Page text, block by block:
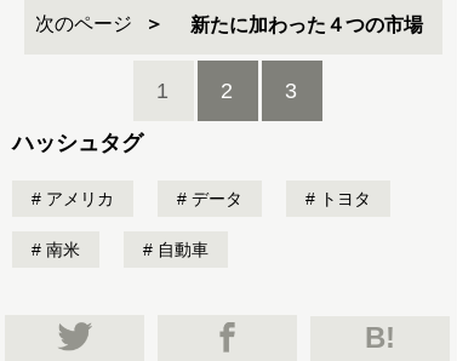
次のページ 新たに加わった４つの市場
1 2 3
ハッシュタグ
アメリカ データ トヨタ
南米 自動車
B!